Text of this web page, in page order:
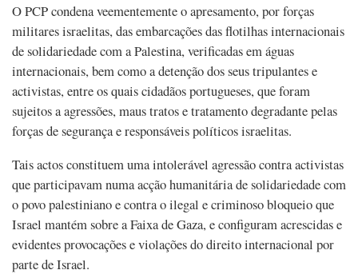
O PCP condena veementemente o apresamento, por forças
militares israelitas, das embarcações das flotilhas internacionais
de solidariedade com a Palestina, verificadas em águas
internacionais, bem como a detenção dos seus tripulantes e
activistas, entre os quais cidadãos portugueses, que foram
sujeitos a agressões, maus tratos e tratamento degradante pelas
forças de segurança e responsáveis políticos israelitas.
Tais actos constituem uma intolerável agressão contra activistas
que participavam numa acção humanitária de solidariedade com
o povo palestiniano e contra o ilegal e criminoso bloqueio que
Israel mantém sobre a Faixa de Gaza, e configuram acrescidas e
evidentes provocações e violações do direito internacional por
parte de Israel.